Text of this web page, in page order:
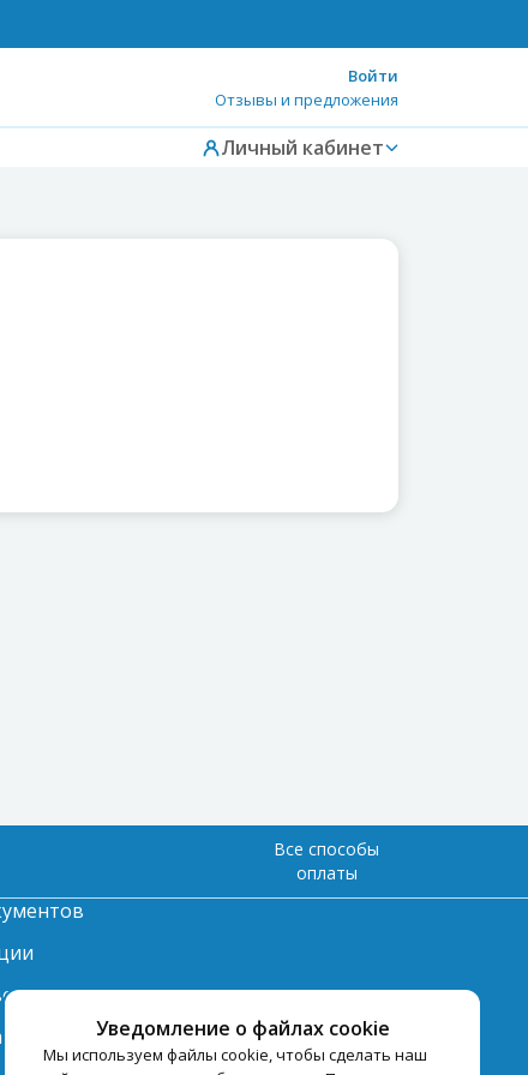
Войти
Отзывы и предложения
Личный кабинет
Уведомление о файлах cookie
Мы используем файлы cookie, чтобы сделать наш
Все способы
оплаты